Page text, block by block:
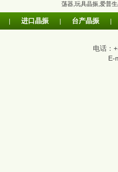
荡器,玩具晶振,爱普
进口晶振 台产晶振
电话：
E-